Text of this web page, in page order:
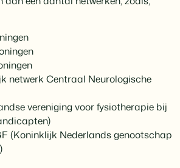
netwerk Centraal Neurologische
vereniging voor fysiotherapie bij
(Koninklijk Nederlands genootschap